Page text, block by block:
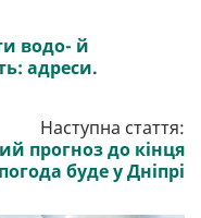
водо- й
адреси.
Наступна стаття:
прогноз до кінця
буде у Дніпрі